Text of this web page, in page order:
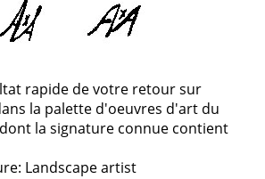
rapide de votre retour sur
la palette d'oeuvres d'art du
la signature connue contient
Landscape artist